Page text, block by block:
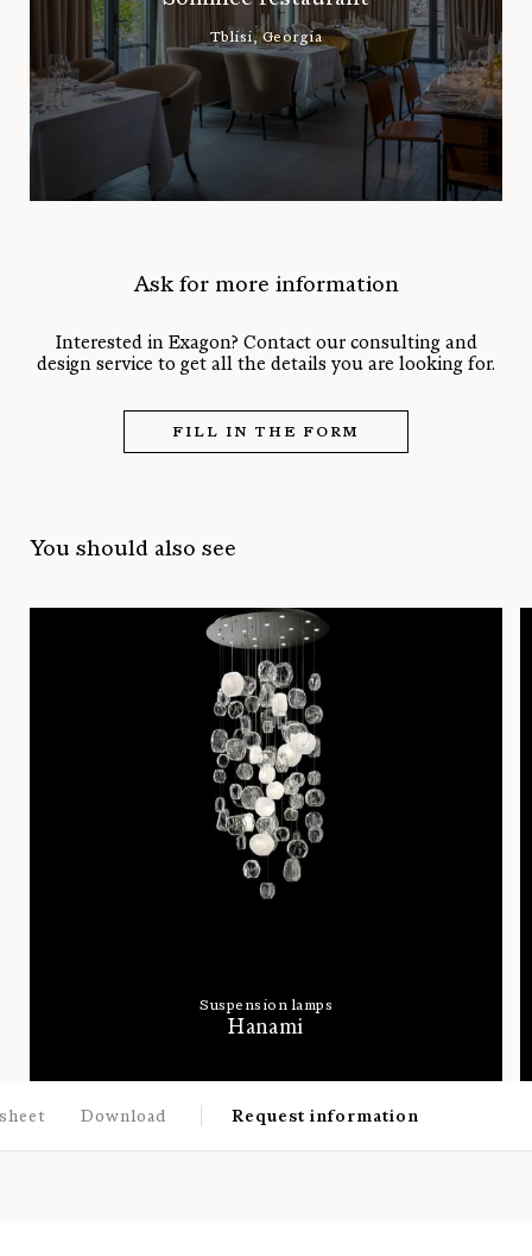
Tblisi, Georgia
Ask for more information
Interested in Exagon? Contact our consulting and
design service to get all the details you are looking for.
FILL IN THE FORM
You should also see
Suspension lamps
Hanami
Download Request information